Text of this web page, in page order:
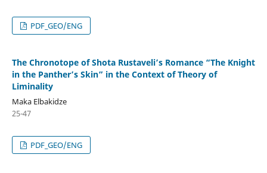
PDF_GEO/ENG
The Chronotope of Shota Rustaveli’s Romance “The Knight
in the Panther’s Skin” in the Context of Theory of
Liminality
Maka Elbakidze
25-47
PDF_GEO/ENG